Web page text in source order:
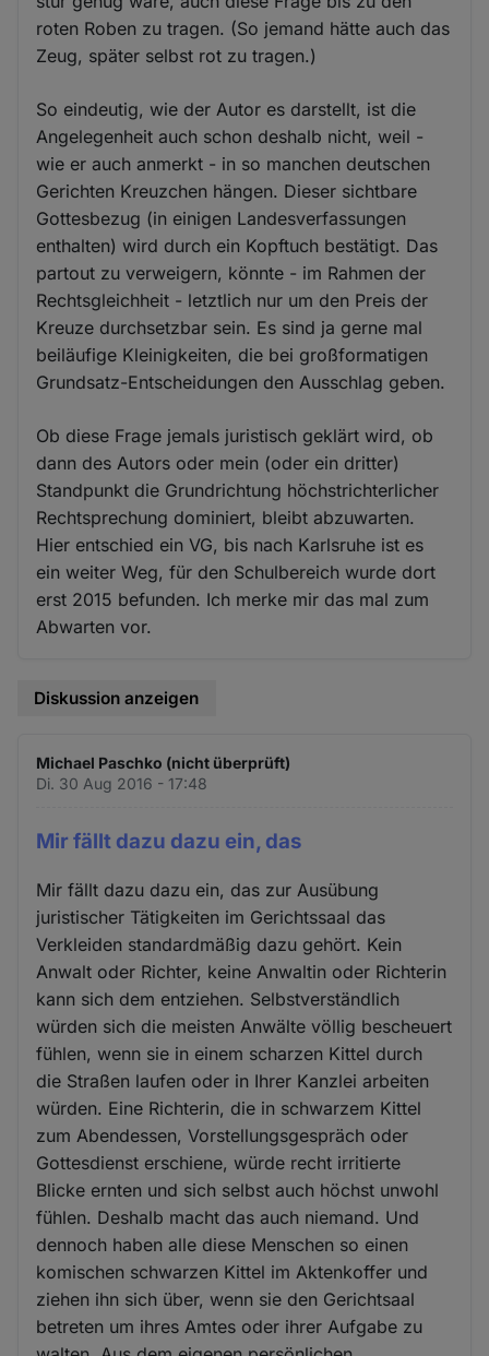
roten Roben zu tragen. (So jemand hätte auch das
Zeug, später selbst rot zu tragen.)
So eindeutig, wie der Autor es darstellt, ist die
Angelegenheit auch schon deshalb nicht, weil -
wie er auch anmerkt - in so manchen deutschen
Gerichten Kreuzchen hängen. Dieser sichtbare
Gottesbezug (in einigen Landesverfassungen
enthalten) wird durch ein Kopftuch bestätigt. Das
partout zu verweigern, könnte - im Rahmen der
Rechtsgleichheit - letztlich nur um den Preis der
Kreuze durchsetzbar sein. Es sind ja gerne mal
beiläufige Kleinigkeiten, die bei großformatigen
Grundsatz-Entscheidungen den Ausschlag geben.
Ob diese Frage jemals juristisch geklärt wird, ob
dann des Autors oder mein (oder ein dritter)
Standpunkt die Grundrichtung höchstrichterlicher
Rechtsprechung dominiert, bleibt abzuwarten.
Hier entschied ein VG, bis nach Karlsruhe ist es
ein weiter Weg, für den Schulbereich wurde dort
erst 2015 befunden. Ich merke mir das mal zum
Abwarten vor.
Diskussion anzeigen
Michael Paschko (nicht überprüft)
Di. 30 Aug 2016 - 17:48
Mir fällt dazu dazu ein, das
Mir fällt dazu dazu ein, das zur Ausübung
juristischer Tätigkeiten im Gerichtssaal das
Verkleiden standardmäßig dazu gehört. Kein
Anwalt oder Richter, keine Anwaltin oder Richterin
kann sich dem entziehen. Selbstverständlich
würden sich die meisten Anwälte völlig bescheuert
fühlen, wenn sie in einem scharzen Kittel durch
die Straßen laufen oder in Ihrer Kanzlei arbeiten
würden. Eine Richterin, die in schwarzem Kittel
zum Abendessen, Vorstellungsgespräch oder
Gottesdienst erschiene, würde recht irritierte
Blicke ernten und sich selbst auch höchst unwohl
fühlen. Deshalb macht das auch niemand. Und
dennoch haben alle diese Menschen so einen
komischen schwarzen Kittel im Aktenkoffer und
ziehen ihn sich über, wenn sie den Gerichtsaal
betreten um ihres Amtes oder ihrer Aufgabe zu
Cookies